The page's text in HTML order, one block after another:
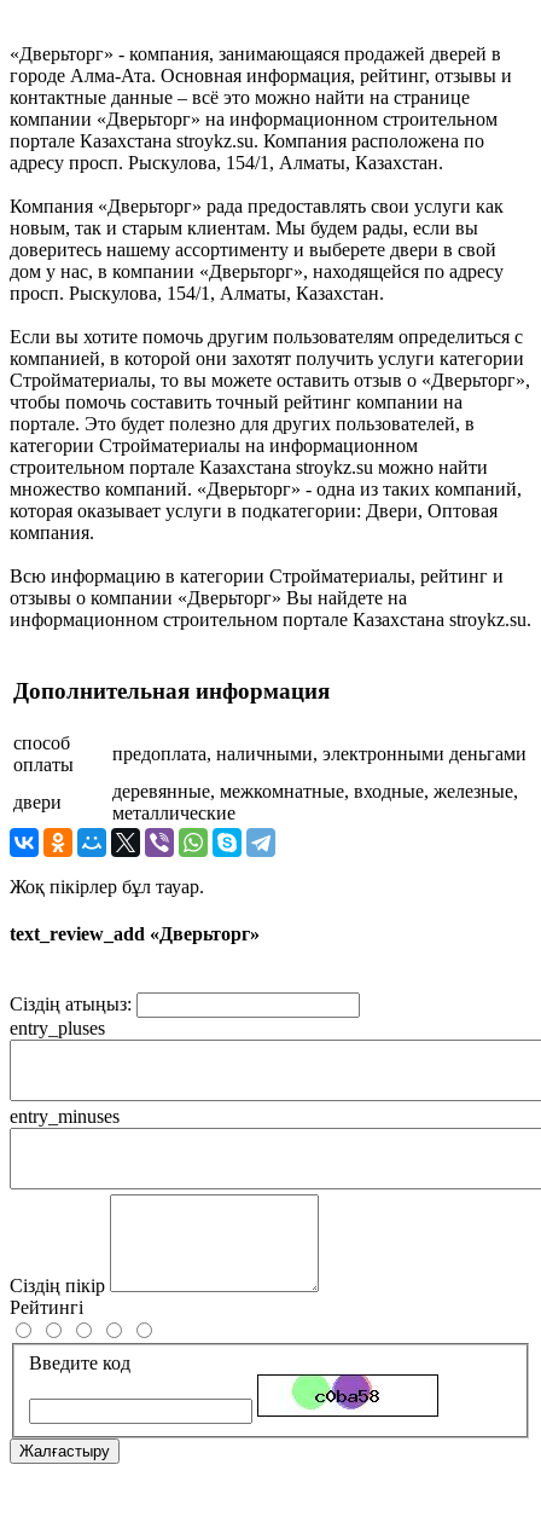
«Дверьторг» - компания, занимающаяся продажей дверей в
городе Алма-Ата. Основная информация, рейтинг, отзывы и
контактные данные – всё это можно найти на странице
компании «Дверьторг» на информационном строительном
портале Казахстана stroykz.su. Компания расположена по
адресу просп. Рыскулова, 154/1, Алматы, Казахстан.
Компания «Дверьторг» рада предоставлять свои услуги как
новым, так и старым клиентам. Мы будем рады, если вы
доверитесь нашему ассортименту и выберете двери в свой
дом у нас, в компании «Дверьторг», находящейся по адресу
просп. Рыскулова, 154/1, Алматы, Казахстан.
Если вы хотите помочь другим пользователям определиться с
компанией, в которой они захотят получить услуги категории
Стройматериалы, то вы можете оставить отзыв о «Дверьторг»,
чтобы помочь составить точный рейтинг компании на
портале. Это будет полезно для других пользователей, в
категории Стройматериалы на информационном
строительном портале Казахстана stroykz.su можно найти
множество компаний. «Дверьторг» - одна из таких компаний,
которая оказывает услуги в подкатегории: Двери, Оптовая
компания.
Всю информацию в категории Стройматериалы, рейтинг и
отзывы о компании «Дверьторг» Вы найдете на
информационном строительном портале Казахстана stroykz.su.
Дополнительная информация
способ
оплаты
предоплата, наличными, электронными деньгами
двери
деревянные, межкомнатные, входные, железные,
металлические
Жоқ пікірлер бұл тауар.
text_review_add «Дверьторг»
Сіздің атыңыз:
entry_pluses
entry_minuses
Сіздің пікір
Рейтингі
Введите код
Жалғастыру